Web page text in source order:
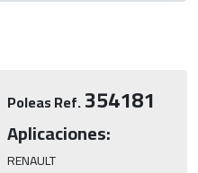
Poleas Ref.354181
Aplicaciones:
RENAULT